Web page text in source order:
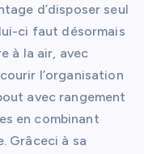
d’disposer seul
ci faut désormais
à la air, avec
l’organisation
avec rangement
en combinant
Grâceci à sa